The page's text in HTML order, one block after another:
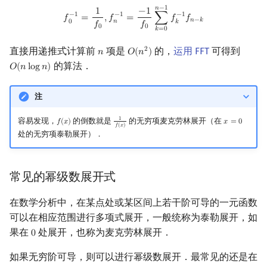
𝑓−1
0 = 1
𝑓0
,𝑓−1
𝑛 = −1
𝑓0
𝑛−1
∑
𝑘=0
𝑓−1
𝑘 𝑓𝑛−𝑘
1 0, − ∑k= 0n−1 1
直接用递推式计算前 𝑛
n 项是 𝑂(𝑛2)
O(n2) 的， 运用 FFT可得到
𝑂(𝑛log𝑛)
O(nlogn) 的算法．
注
容易发现， 𝑓(𝑥)
f(x) 的倒数就是 1
𝑓(𝑥)
1f(x) 的无穷项麦克劳林展开（在𝑥 = 0
x= 0
处的无穷项泰勒展开）．
常见的幂级数展开式
在数学分析中，在某点处或某区间上若干阶可导的一元函数
可以在相应范围进行多项式展开，一般统称为泰勒展开，如
果在 0
0 处展开，也称为麦克劳林展开．
如果无穷阶可导，则可以进行幂级数展开．最常见的还是在